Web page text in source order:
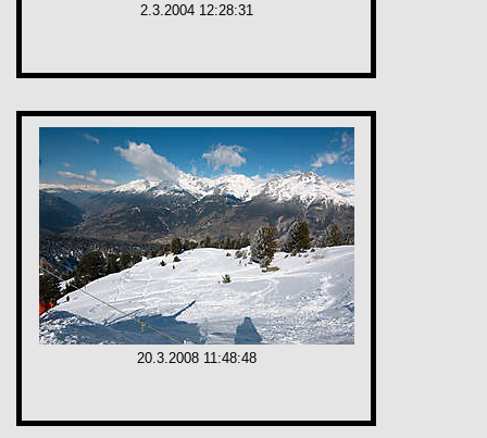
2.3.2004 12:28:31
20.3.2008 11:48:48